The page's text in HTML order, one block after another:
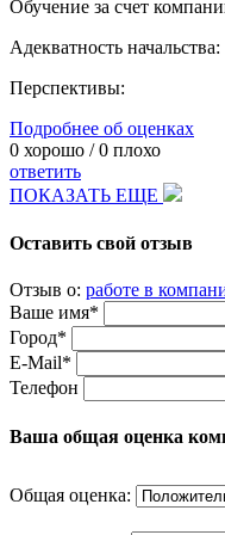
Обучение за счет
Адекватность начальства:
Перспективы:
Подробнее об оценках
0 хорошо /0 плохо
ответить
ПОКАЗАТЬ ЕЩЕ
Оставить свой отзыв
Отзыв о: работе в
Ваше имя*
Город*
E-Mail*
Телефон
Ваша общая оценка
Общая оценка: